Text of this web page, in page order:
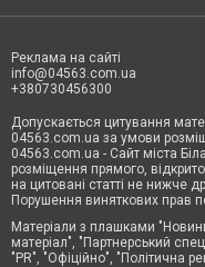
Реклама на сайті
info@04563.com.ua
+380730456300
Допускається цитування
04563.com.ua за умови
04563.com.ua - Сайт міста
розміщення прямого,
на цитовані статті не нижче
Порушення виняткових прав
Матеріали з плашками
матеріал", "Партнерський
"PR", "Офіційно", "Політична